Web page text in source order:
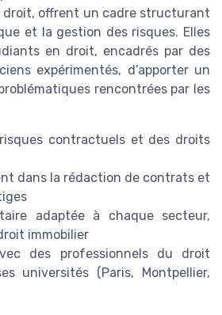
droit, offrent un cadre structurant
et la gestion des risques. Elles
en droit, encadrés par des
expérimentés, d’apporter un
rencontrées par les
contractuels et des droits
dans la rédaction de contrats et
adaptée à chaque secteur,
immobilier
des professionnels du droit
universités (Paris, Montpellier,